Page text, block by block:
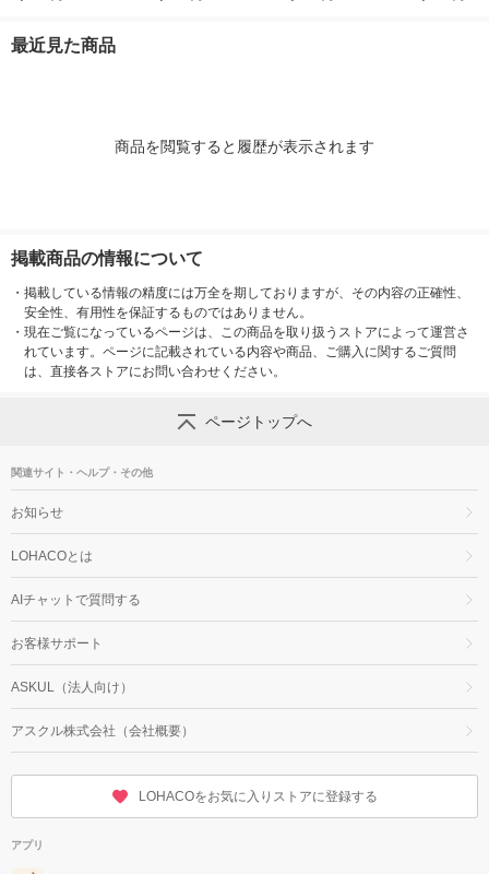
個（直送品）
最近見た商品
商品を閲覧すると履歴が表示されます
掲載商品の情報について
・ 掲載している情報の精度には万全を期しておりますが、その内容の正確性、
安全性、有用性を保証するものではありません。
・ 現在ご覧になっているページは、この商品を取り扱うストアによって運営さ
れています。ページに記載されている内容や商品、ご購入に関するご質問
は、直接各ストアにお問い合わせください。
ページトップへ
関連サイト・ヘルプ・その他
お知らせ
LOHACOとは
AIチャットで質問する
お客様サポート
ASKUL（法人向け）
アスクル株式会社（会社概要）
LOHACOをお気に入りストアに登録する
アプリ